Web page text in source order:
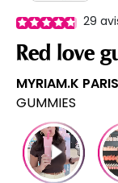
29
Red love
MYRIAM.K PARIS
GUMMIES